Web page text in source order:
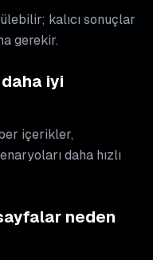
kalıcı sonuçlar
gerekir.
iyi
içerikler,
daha hızlı
neden